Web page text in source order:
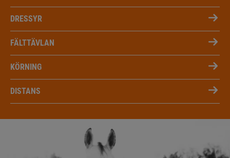
DRESSYR
FÄLTTÄVLAN
KÖRNING
DISTANS